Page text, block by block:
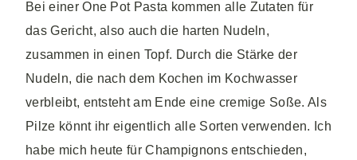
Bei einer One Pot Pasta kommen alle Zutaten für
das Gericht, also auch die harten Nudeln,
zusammen in einen Topf. Durch die Stärke der
Nudeln, die nach dem Kochen im Kochwasser
verbleibt, entsteht am Ende eine cremige Soße. Als
Pilze könnt ihr eigentlich alle Sorten verwenden. Ich
habe mich heute für Champignons entschieden,